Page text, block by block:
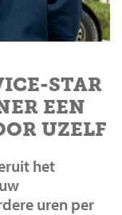
STAR
EEN
UZELF
het
uren per